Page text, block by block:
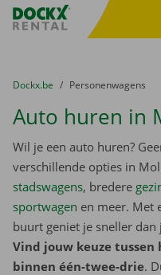
Fratello DEMO
U bevindt zich hier:
van
Dockx.be naar
Personenwagens
Auto huren in
Wil je een auto huren?
verschillende opties in
stadswagens, bredere
sportwagen en meer. Met
buurt geniet je sneller
Vind jouw keuze
binnen één-twee-drie.